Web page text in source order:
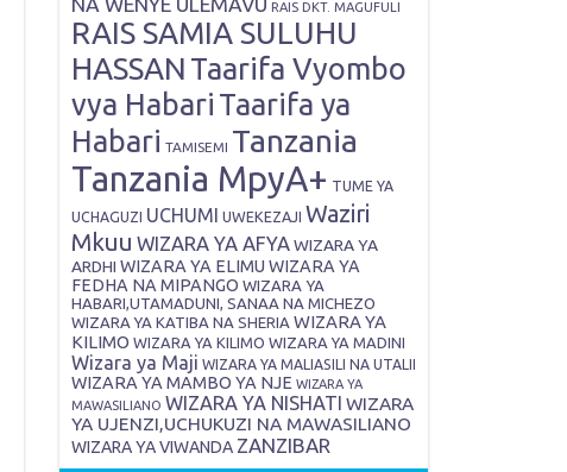
RAIS DKT. MAGUFULI
RAIS SAMIA SULUHU
HASSAN Taarifa Vyombo
vya Habari Taarifa ya
Habari TAMISEMI Tanzania
Tanzania MpyA+ TUME YA
UCHAGUZI UCHUMI UWEKEZAJI Waziri
Mkuu WIZARA YA AFYAWIZARA YA
ARDHI WIZARA YA ELIMU WIZARA YA
FEDHA NA MIPANGO WIZARA YA
HABARI,UTAMADUNI, SANAA NA MICHEZO
WIZARA YA KATIBA NA SHERIA WIZARA YA
KILIMO WIZARA YA KILIMO WIZARA YA MADINI
Wizara ya Maji WIZARA YA MALIASILI NA UTALII
WIZARA YA MAMBO YA NJE WIZARA YA
MAWASILIANO WIZARA YA NISHATI WIZARA
YA UJENZI,UCHUKUZI NA MAWASILIANO
WIZARA YA VIWANDA ZANZIBAR